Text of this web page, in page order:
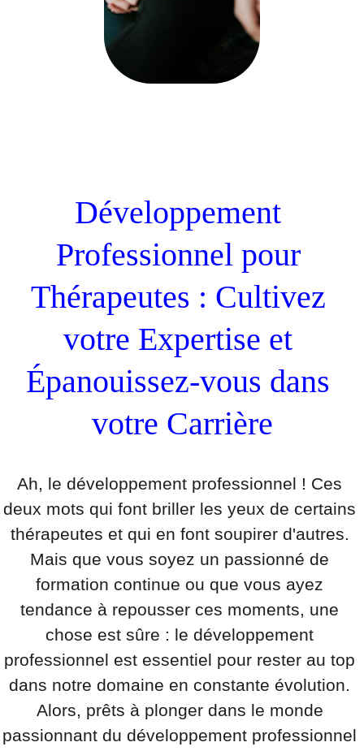
Développement
Professionnel pour
Thérapeutes : Cultivez
votre Expertise et
Épanouissez-vous dans
votre Carrière
Ah, le développement professionnel ! Ces
deux mots qui font briller les yeux de certains
thérapeutes et qui en font soupirer d'autres.
Mais que vous soyez un passionné de
formation continue ou que vous ayez
tendance à repousser ces moments, une
chose est sûre : le développement
professionnel est essentiel pour rester au top
dans notre domaine en constante évolution.
Alors, prêts à plonger dans le monde
passionnant du développement professionnel